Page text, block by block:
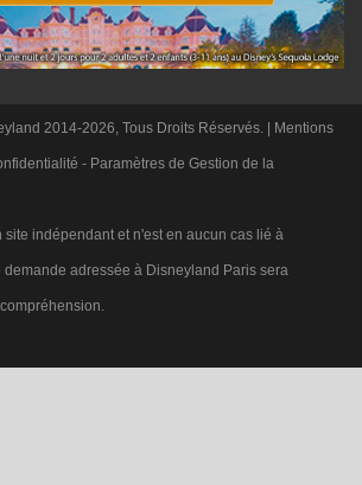
2014-2026, Tous Droits Réservés. | Mentions
- Paramètres de Gestion de la
site indépendant et n'est en aucun cas lié à
demande adressée à Disneyland Paris sera